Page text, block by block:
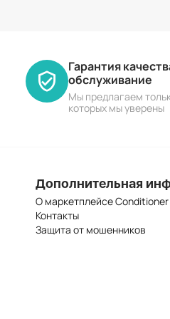
Гарантия
обслуживание
Мы предлагаем
которых мы уверены
Дополнительная
О маркетплейсе
Контакты
Защита от мошенников